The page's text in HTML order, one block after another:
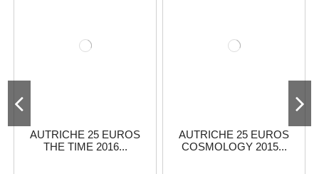
AUTRICHE 25 EUROS
THE TIME 2016...
AUTRICHE 25 EUROS
COSMOLOGY 2015...